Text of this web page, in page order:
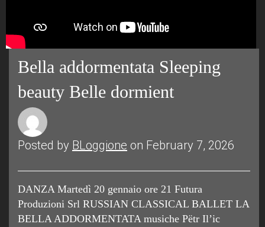
Bella addormentata Sleeping
beauty Belle dormient
Posted by BLoggione on February 7, 2026
DANZA Martedì 20 gennaio ore 21 Futura
Produzioni Srl RUSSIAN CLASSICAL BALLET LA
BELLA ADDORMENTATA musiche Pëtr Il’ic